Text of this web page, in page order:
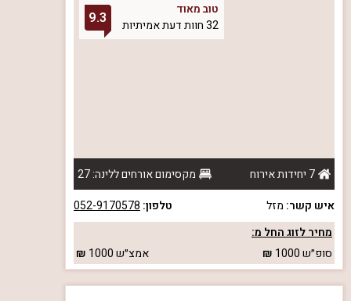
טוב מאוד
32 חוות דעת אמיתיות
9.3
7 יחידות אירוח
מקסימום אורחים ללינה: 27
איש קשר: מזל טלפון: 052-9170578
מחיר לזוג החל מ:
סופ״ש1000 אמצ״ש1000